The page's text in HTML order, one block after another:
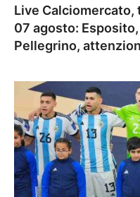
Live
07 agosto:
Pellegrino,